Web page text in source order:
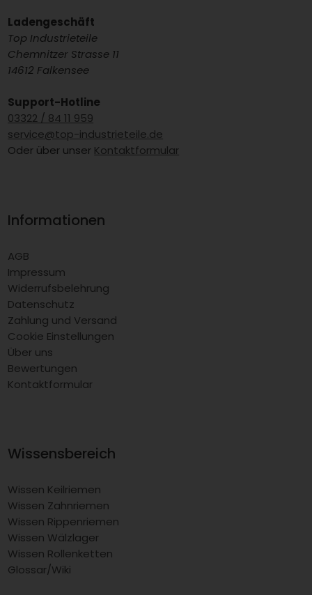
Ladengeschäft
Top Industrieteile
Chemnitzer Strasse 11
14612 Falkensee
Support-Hotline
03322 / 84 11 959
service@top-industrieteile.de
Oder über unser Kontaktformular
Informationen
AGB
Impressum
Widerrufsbelehrung
Datenschutz
Zahlung und Versand
Cookie Einstellungen
Über uns
Bewertungen
Kontaktformular
Wissensbereich
Wissen Keilriemen
Wissen Zahnriemen
Wissen Rippenriemen
Wissen Wälzlager
Wissen Rollenketten
Glossar/Wiki